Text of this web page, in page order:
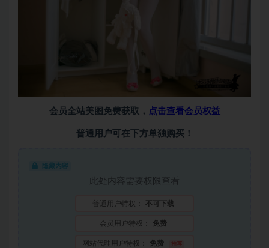
会员全站美图免费获取， 点击查看会员权益
普通用户可在下方单独购买！
隐藏内容
此处内容需要权限查看
普通用户特权： 不可下载
会员用户特权： 免费
网站代理用户特权： 免费 推荐